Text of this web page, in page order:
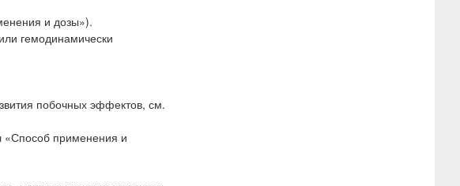
и дозы»).
гемодинамически
побочных эффектов, см.
«Способ применения и